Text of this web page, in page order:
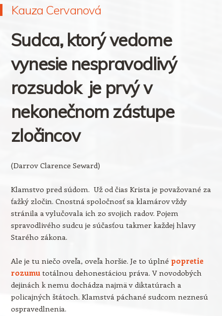
Kauza Cervanová
Sudca, ktorý vedome
vynesie nespravodlivý
rozsudok je prvý v
nekonečnom zástupe
zločincov
(Darrov Clarence Seward)
Klamstvo pred súdom. Už od čias Krista je považované za
ťažký zločin. Cnostná spoločnosť sa klamárov vždy
stránila a vylučovala ich zo svojich radov. Pojem
spravodlivého sudcu je súčasťou takmer každej hlavy
Starého zákona.
Ale je tu niečo oveľa, oveľa horšie. Je to úplné popretie
rozumutotálnou dehonestáciou práva. V novodobých
dejinách k nemu dochádza najmä v diktatúrach a
policajných štátoch. Klamstvá páchané sudcom neznesú
ospravedlnenia.